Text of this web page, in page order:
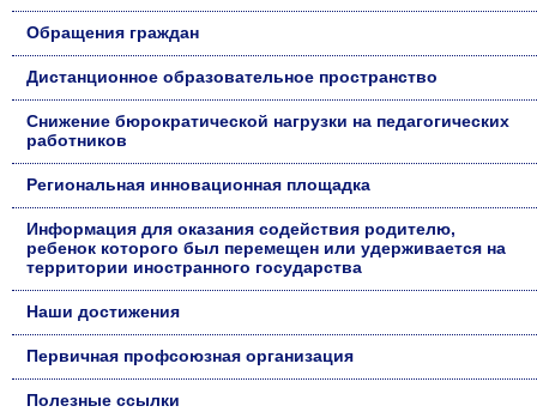
Обращения граждан
Дистанционное образовательное пространство
Снижение бюрократической нагрузки на педагогических
работников
Региональная инновационная площадка
Информация для оказания содействия родителю,
ребенок которого был перемещен или удерживается на
территории иностранного государства
Наши достижения
Первичная профсоюзная организация
Полезные ссылки